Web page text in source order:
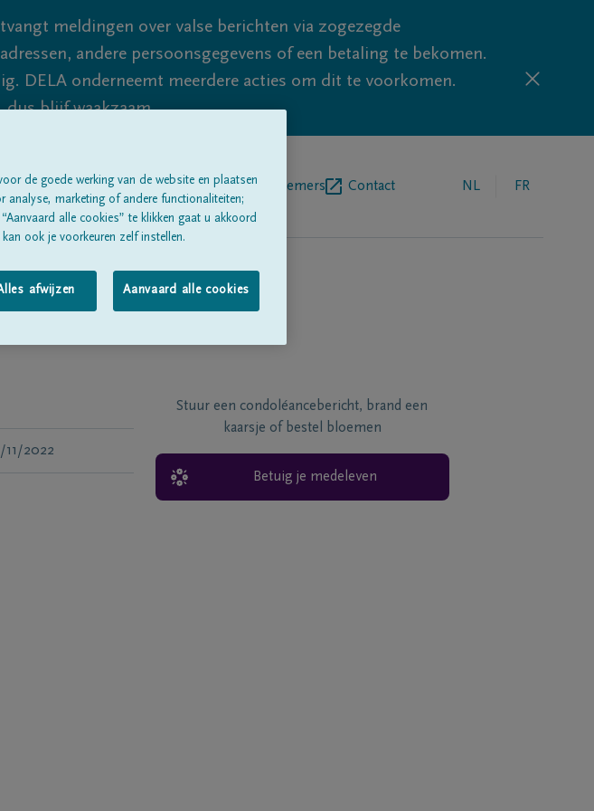
meldingen over valse berichten via zogezegde
andere persoonsgegevens of een betaling te bekomen.
DELA onderneemt meerdere acties om dit te voorkomen.
blijf waakzaam.
Alle rouwberichtenOver onsBegrafenisondernemers Contact NL FR
11/2022
Stuur een condoléancebericht, brand een
kaarsje of bestel bloemen
Betuig je medeleven
de goede werking van de website en plaatsen
marketing of andere functionaliteiten;
alle cookies” te klikken gaat u akkoord
ook je voorkeuren zelf instellen.
afwijzen Aanvaard alle cookies